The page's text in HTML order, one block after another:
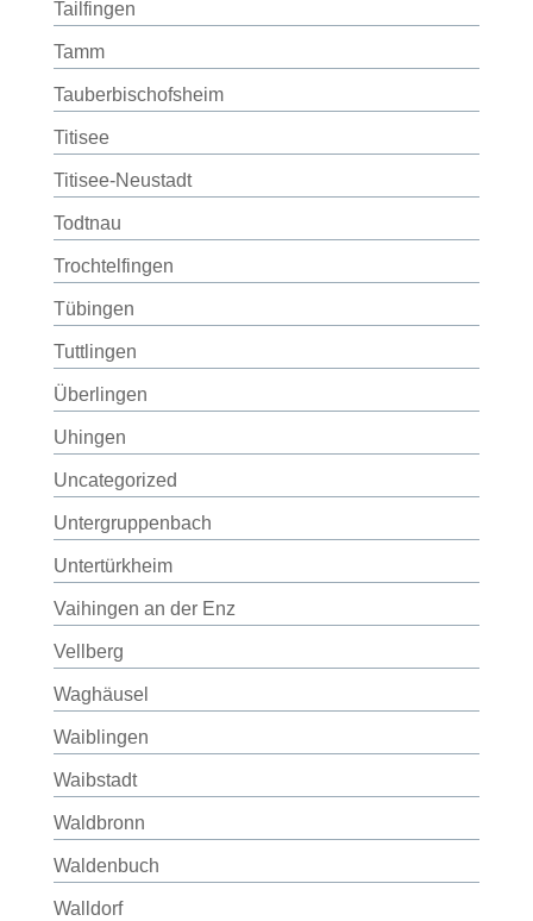
Tailfingen
Tamm
Tauberbischofsheim
Titisee
Titisee-Neustadt
Todtnau
Trochtelfingen
Tübingen
Tuttlingen
Überlingen
Uhingen
Uncategorized
Untergruppenbach
Untertürkheim
Vaihingen an der Enz
Vellberg
Waghäusel
Waiblingen
Waibstadt
Waldbronn
Waldenbuch
Walldorf